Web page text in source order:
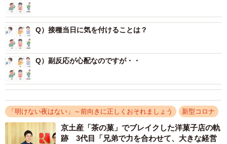
Q）接種当日に気を付けることは？
Q）副反応が心配なのですが・・
「明けない夜はない」～前向きに正しくおそれましょう 新型コロナ
京土産「茶の菓」でブレイクした洋菓子店の軌
跡 3代目「兄弟で力を合わせて、大きな経営